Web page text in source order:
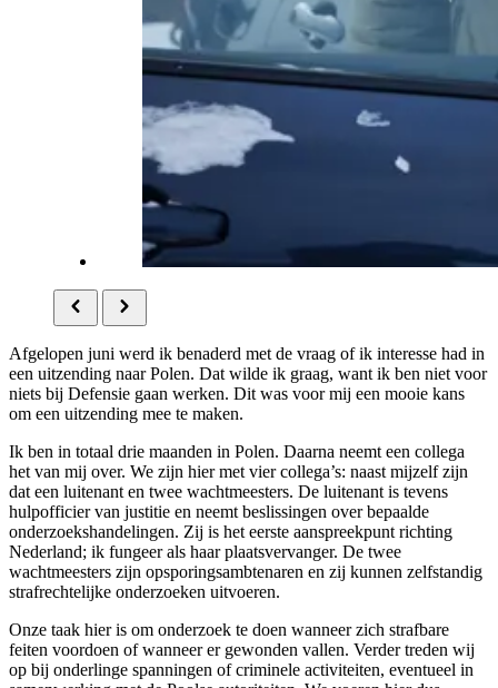
Afgelopen juni werd ik benaderd met de vraag of ik interesse had in
een uitzending naar Polen. Dat wilde ik graag, want ik ben niet voor
niets bij Defensie gaan werken. Dit was voor mij een mooie kans
om een uitzending mee te maken.
Ik ben in totaal drie maanden in Polen. Daarna neemt een collega
het van mij over. We zijn hier met vier collega’s: naast mijzelf zijn
dat een luitenant en twee wachtmeesters. De luitenant is tevens
hulpofficier van justitie en neemt beslissingen over bepaalde
onderzoekshandelingen. Zij is het eerste aanspreekpunt richting
Nederland; ik fungeer als haar plaatsvervanger. De twee
wachtmeesters zijn opsporingsambtenaren en zij kunnen zelfstandig
strafrechtelijke onderzoeken uitvoeren.
Onze taak hier is om onderzoek te doen wanneer zich strafbare
feiten voordoen of wanneer er gewonden vallen. Verder treden wij
op bij onderlinge spanningen of criminele activiteiten, eventueel in